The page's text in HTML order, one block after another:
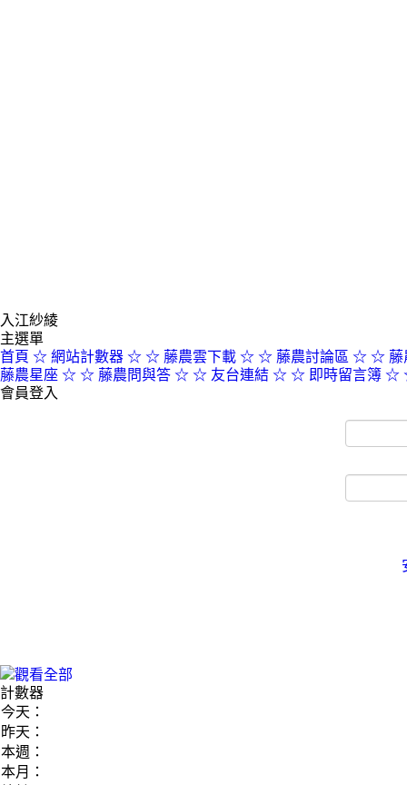
入江紗綾
主選單
首頁 ☆ 網站計數器 ☆☆ 藤農雲下載 ☆☆ 藤農討論區 ☆☆ 藤
藤農星座 ☆☆ 藤農問與答 ☆☆ 友台連結 ☆☆ 即時留言簿 ☆
會員登入
計數器
今天：
昨天：
本週：
本月：